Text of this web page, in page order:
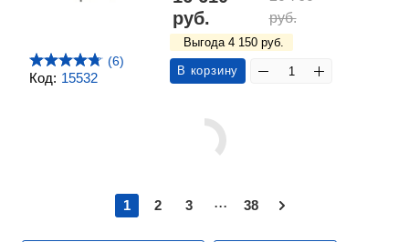
Код: 15532
(6)
руб.
руб.
Выгода 4 150 руб.
В корзину
1 2 3 ... 38